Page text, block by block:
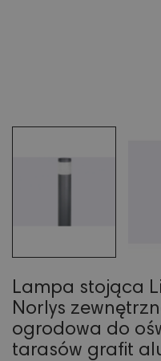
Lampa stojąca
Norlys
ogrodowa do
tarasów grafit